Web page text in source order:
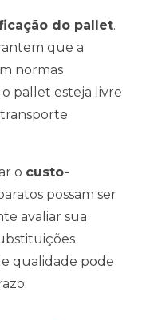
do pallet.
que a
normas
pallet esteja livre
o custo-
possam ser
avaliar sua
qualidade pode